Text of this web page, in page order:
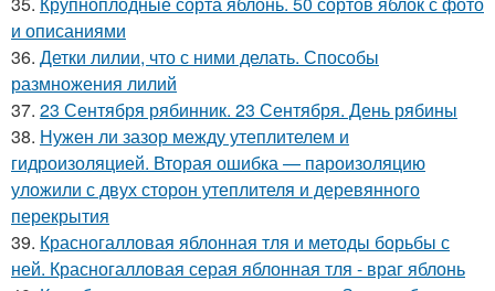
и описаниями
36. Детки лилии, что с ними делать. Способы
размножения лилий
37. 23 Сентября рябинник. 23 Сентября. День рябины
38. Нужен ли зазор между утеплителем и
гидроизоляцией. Вторая ошибка — пароизоляцию
уложили с двух сторон утеплителя и деревянного
перекрытия
39. Красногалловая яблонная тля и методы борьбы с
ней. Красногалловая серая яблонная тля - враг яблонь